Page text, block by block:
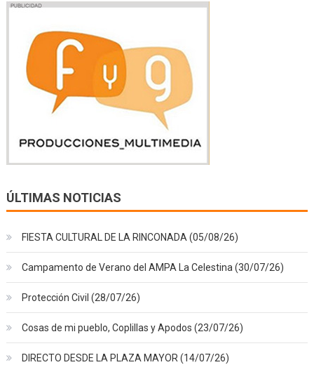
ÚLTIMAS NOTICIAS
FIESTA CULTURAL DE LA RINCONADA (05/08/26)
Campamento de Verano del AMPA La Celestina (30/07/26)
Protección Civil (28/07/26)
Cosas de mi pueblo, Coplillas y Apodos (23/07/26)
DIRECTO DESDE LA PLAZA MAYOR (14/07/26)